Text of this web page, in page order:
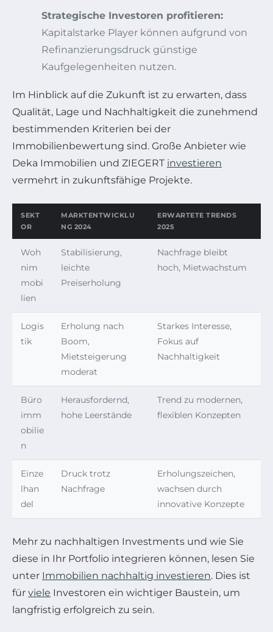
Strategische Investoren profitieren:
Kapitalstarke Player können aufgrund von
Refinanzierungsdruck günstige
Kaufgelegenheiten nutzen.
Im Hinblick auf die Zukunft ist zu erwarten, dass
Qualität, Lage und Nachhaltigkeit die zunehmend
bestimmenden Kriterien bei der
Immobilienbewertung sind. Große Anbieter wie
Deka Immobilien und ZIEGERT investieren
vermehrt in zukunftsfähige Projekte.
SEKT
OR
MARKTENTWICKLU
NG 2024
ERWARTETE TRENDS
2025
Woh
nim
mobi
lien
Stabilisierung,
leichte
Preiserholung
Nachfrage bleibt
hoch, Mietwachstum
Logis
tik
Erholung nach
Boom,
Mietsteigerung
moderat
Starkes Interesse,
Fokus auf
Nachhaltigkeit
Büro
imm
obilie
n
Herausfordernd,
hohe Leerstände
Trend zu modernen,
flexiblen Konzepten
Einze
lhan
del
Druck trotz
Nachfrage
Erholungszeichen,
wachsen durch
innovative Konzepte
Mehr zu nachhaltigen Investments und wie Sie
diese in Ihr Portfolio integrieren können, lesen Sie
unter Immobilien nachhaltig investieren. Dies ist
für viele Investoren ein wichtiger Baustein, um
langfristig erfolgreich zu sein.